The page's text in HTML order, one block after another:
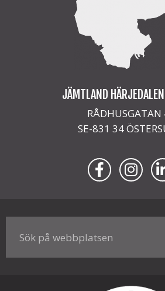
JÄMTLAND
RÅDHUSGATAN
SE-831 34